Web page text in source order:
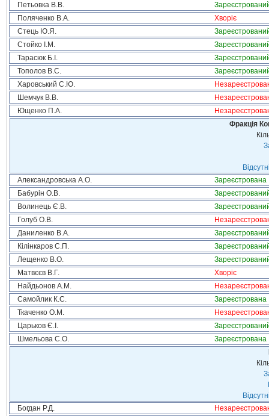
Петьовка В.В.
Поляченко В.А.
Хворіє
Стець Ю.Я.
Стойко І.М.
Тарасюк Б.І.
Тополов В.С.
Харовський С.Ю.
Шемчук В.В.
Ющенко П.А.
Фракція
Александровська А.О.
Зареєстрована
Бабурін О.В.
Волинець Є.В.
Голуб О.В.
Даниленко В.А.
Кілінкаров С.П.
Лещенко В.О.
Матвєєв В.Г.
Хворіє
Найдьонов А.М.
Самойлик К.С.
Зареєстрована
Ткаченко О.М.
Царьков Є.І.
Шмельова С.О.
Зареєстрована
Богдан Р.Д.